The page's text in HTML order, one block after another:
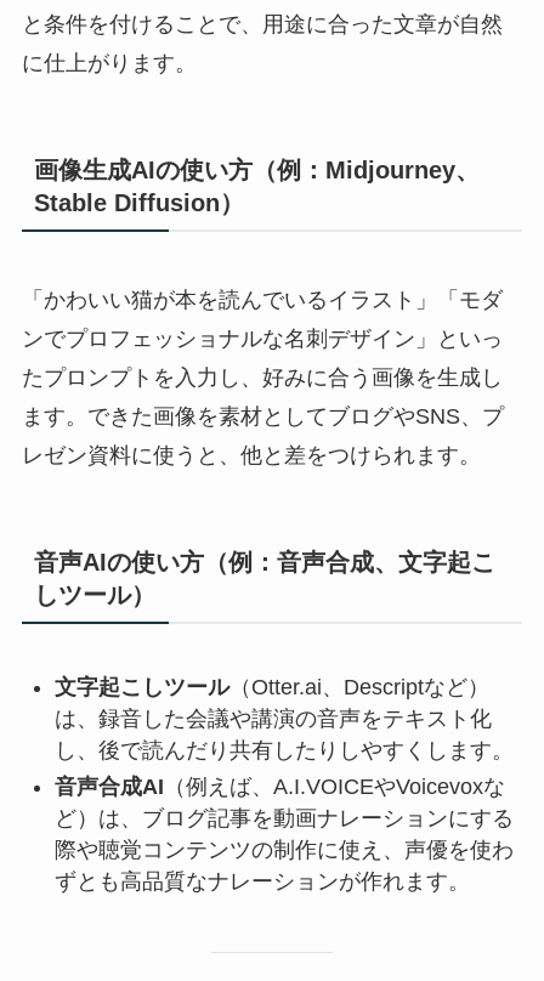
と条件を付けることで、用途に合った文章が自然
に仕上がります。
画像生成AIの使い方（例：Midjourney、
Stable Diffusion）
「かわいい猫が本を読んでいるイラスト」「モダ
ンでプロフェッショナルな名刺デザイン」といっ
たプロンプトを入力し、好みに合う画像を生成し
ます。できた画像を素材としてブログやSNS、プ
レゼン資料に使うと、他と差をつけられます。
音声AIの使い方（例：音声合成、文字起こ
しツール）
文字起こしツール（Otter.ai、Descriptなど）
は、録音した会議や講演の音声をテキスト化
し、後で読んだり共有したりしやすくします。
音声合成AI （例えば、A.I.VOICEやVoicevoxな
ど）は、ブログ記事を動画ナレーションにする
際や聴覚コンテンツの制作に使え、声優を使わ
ずとも高品質なナレーションが作れます。